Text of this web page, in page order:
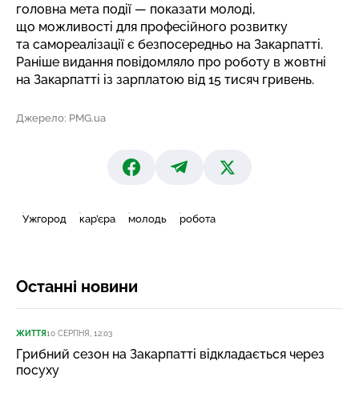
головна мета події — показати молоді,
що можливості для професійного розвитку
та самореалізації є безпосередньо на Закарпатті.
Раніше видання повідомляло про роботу в жовтні
на Закарпатті із зарплатою від 15 тисяч гривень.
Джерело: PMG.ua
Ужгород кар’єра молодь робота
Останні новини
ЖИТТЯ10 СЕРПНЯ, 12:03
Грибний сезон на Закарпатті відкладається через
посуху